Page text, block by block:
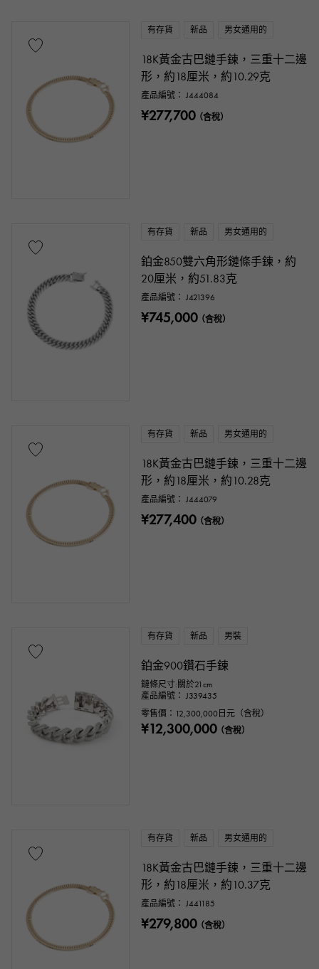
有存貨 新品 男女通用的
18K黃金古巴鏈手鍊，三重十二邊
形，約18厘米，約10.29克
產品編號： J444084
¥277,700（含稅）
有存貨 新品 男女通用的
鉑金850雙六角形鏈條手鍊，約
20厘米，約51.83克
產品編號： J421396
¥745,000（含稅）
有存貨 新品 男女通用的
18K黃金古巴鏈手鍊，三重十二邊
形，約18厘米，約10.28克
產品編號： J444079
¥277,400（含稅）
有存貨 新品 男裝
鉑金900鑽石手鍊
鏈條尺寸:關於21cm
產品編號： J339435
零售價： 12,300,000 日元（含稅）
¥12,300,000（含稅）
有存貨 新品 男女通用的
18K黃金古巴鏈手鍊，三重十二邊
形，約18厘米，約10.37克
產品編號： J441185
¥279,800（含稅）